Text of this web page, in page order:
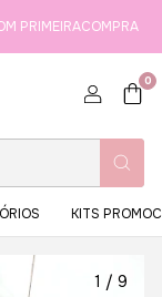
USE
0
KITS
1 / 9